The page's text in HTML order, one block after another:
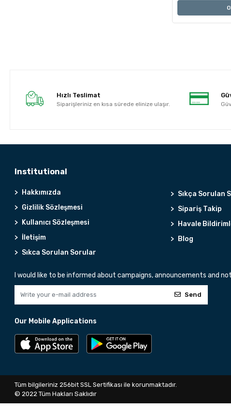
Hızlı Teslimat
Siparişleriniz en kısa sürede elinize ulaşır.
Institutional
Hakkımızda
Gizlilik Sözleşmesi
Kullanıcı Sözleşmesi
İletişim
Sıkca Sorulan Sorular
Sıkça Sorulan
Sipariş Takip
Havale
Blog
I would like to be informed about campaigns, announcements and
Send
Our Mobile Applications
Tüm bilgileriniz 256bit SSL Sertifikası ile korunmaktadır.
© 2022Tüm Hakları Saklıdır